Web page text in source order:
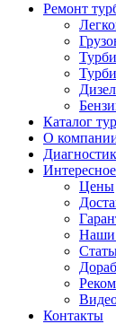
Ремонт
Каталог
О
Интересное
Цены
Наши
Контакты